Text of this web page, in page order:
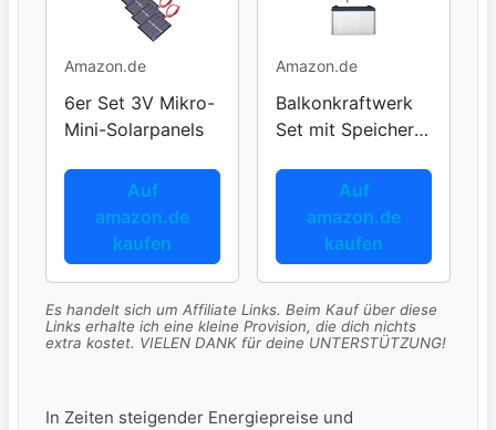
Amazon.de
6er Set 3V Mikro-
Mini-Solarpanels
Auf
amazon.de
kaufen
Amazon.de
Balkonkraftwerk
Set mit Speicher
Auf
amazon.de
kaufen
Es handelt sich um Affiliate Links. Beim Kauf über diese
Links erhalte ich eine kleine Provision, die dich nichts
extra kostet. VIELEN DANK für deine UNTERSTÜTZUNG!
In Zeiten steigender Energiepreise und